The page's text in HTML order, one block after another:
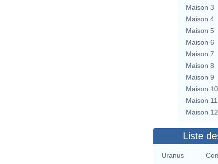
Maison 3
Maison 4
Maison 5
Maison 6
Maison 7
Maison 8
Maison 9
Maison 10
Maison 11
Maison 12
Liste
Uranus